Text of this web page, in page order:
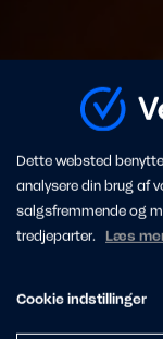
Dette websted
analysere din brug af
salgsfremmende og
tredjeparter. Læs
Cookie indstillinger